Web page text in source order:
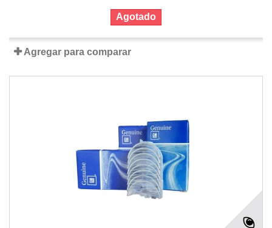
Agotado
Agregar para comparar